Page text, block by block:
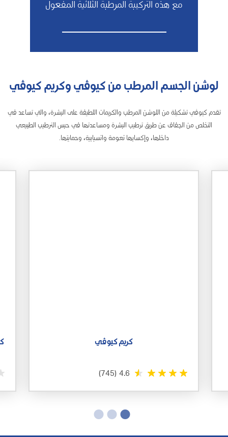
مع هذه التركيبة المرطبة الثلاثية المفعول
لوشن الجسم المرطب من كيوڤي وكريم كيوڤي
تقدم كيوڤي تشكيلة من اللوشن المرطب والكريمات اللطيفة على البشرة، والتي تساعد في
التخلص من الجفاف عن طريق ترطيب البشرة ومساعدتها في حبس الترطيب الطبيعي
داخلها، وإكسابها نعومة وانسيابية، وحمايتها.
كريم كيوڤي
4.6
(745)